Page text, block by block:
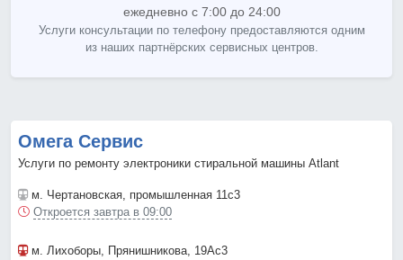
ежедневно с 7:00 до 24:00
Услуги консультации по телефону предоставляются одним
из наших партнёрских сервисных центров.
Омега Сервис
Услуги по ремонту электроники стиральной машины Atlant
м. Чертановская, промышленная 11с3
Откроется завтра в 09:00
м. Лихоборы, Прянишникова, 19Ас3